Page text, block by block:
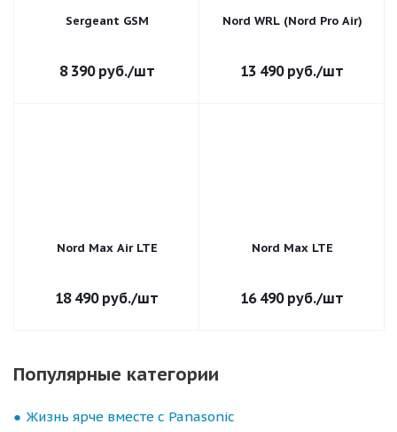
Sergeant GSM
8 390руб./шт
Nord WRL (Nord Pro Air)
13 490руб./шт
Nord Max Air LTE
18 490руб./шт
Nord Max LTE
16 490руб./шт
Популярные категории
Жизнь ярче вместе с Panasonic